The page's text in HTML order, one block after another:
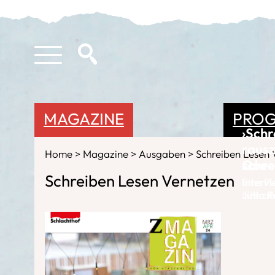
MAGAZINE
Home Magazine Ausgaben Schreiben Lesen
Schreiben Lesen Vernetzen